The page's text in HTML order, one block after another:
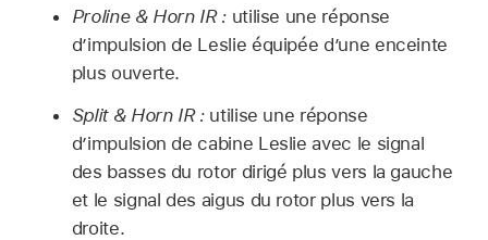
Proline & Horn IR :utilise une réponse
d’impulsion de Leslie équipée d’une enceinte
plus ouverte.
Split & Horn IR :utilise une réponse
d’impulsion de cabine Leslie avec le signal
des basses du rotor dirigé plus vers la gauche
et le signal des aigus du rotor plus vers la
droite.